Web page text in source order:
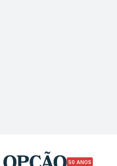
50 ANOS